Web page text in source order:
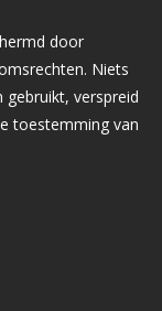
door
Niets
verspreid
toestemming van